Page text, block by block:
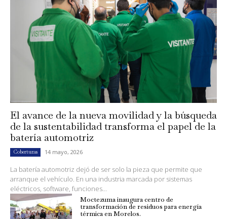
El avance de la nueva movilidad y la búsqueda
de la sustentabilidad transforma el papel de la
batería automotriz
Coberturas 14 mayo, 2026
La batería automotriz dejó de ser solo la pieza que permite que
arranque el vehículo. En una industria marcada por sistemas
eléctricos, software, funciones...
Moctezuma inaugura centro de
transformación de residuos para energía
térmica en Morelos.